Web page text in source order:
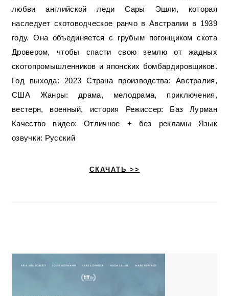
любви английской леди Сары Эшли, которая
наследует скотоводческое ранчо в Австралии в 1939
году. Она объединяется с грубым погонщиком скота
Дровером, чтобы спасти свою землю от жадных
скотопромышленников и японских бомбардировщиков.
Год выхода: 2023 Страна производства: Австралия,
США Жанры: драма, мелодрама, приключения,
вестерн, военный, история Режиссер: Баз Лурман
Качество видео: Отличное + без рекламы Язык
озвучки: Русский
СКАЧАТЬ >>